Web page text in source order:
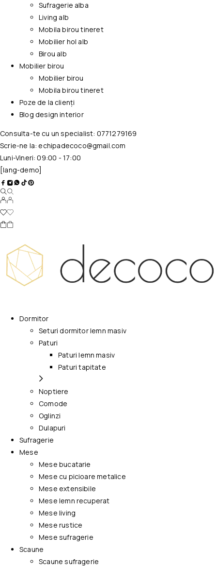
Sufragerie alba
Living alb
Mobila birou tineret
Mobilier hol alb
Birou alb
Mobilier birou
Mobilier birou
Mobila birou tineret
Poze de la clienți
Blog design interior
Consulta-te cu un specialist: 0771279169
Scrie-ne la:echipadecoco@gmail.com
Luni-Vineri: 09:00 - 17:00
[lang-demo]
Dormitor
Seturi dormitor lemn masiv
Paturi
Paturi lemn masiv
Paturi tapitate
Noptiere
Comode
Oglinzi
Dulapuri
Sufragerie
Mese
Mese bucatarie
Mese cu picioare metalice
Mese extensibile
Mese lemn recuperat
Mese living
Mese rustice
Mese sufragerie
Scaune
Scaune sufragerie